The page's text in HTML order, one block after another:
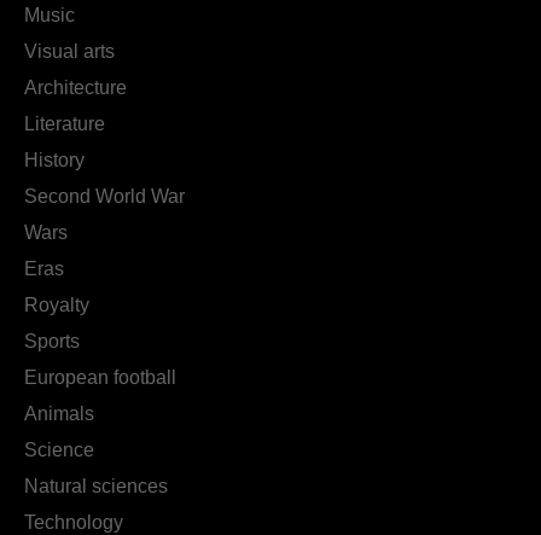
Music
Visual arts
Architecture
Literature
History
Second World War
Wars
Eras
Royalty
Sports
European football
Animals
Science
Natural sciences
Technology